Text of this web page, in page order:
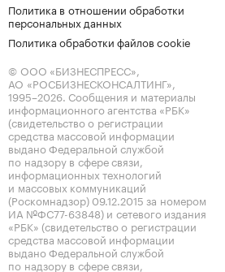
Политика в отношении обработки
персональных данных
Политика обработки файлов cookie
© ООО «БИЗНЕСПРЕСС»,
АО «РОСБИЗНЕСКОНСАЛТИНГ»,
1995–2026. Сообщения и материалы
информационного агентства «РБК»
(свидетельство о регистрации
средства массовой информации
выдано Федеральной службой
по надзору в сфере связи,
информационных технологий
и массовых коммуникаций
(Роскомнадзор) 09.12.2015 за номером
ИА №ФС77-63848) и сетевого издания
«РБК» (свидетельство о регистрации
средства массовой информации
выдано Федеральной службой
по надзору в сфере связи,